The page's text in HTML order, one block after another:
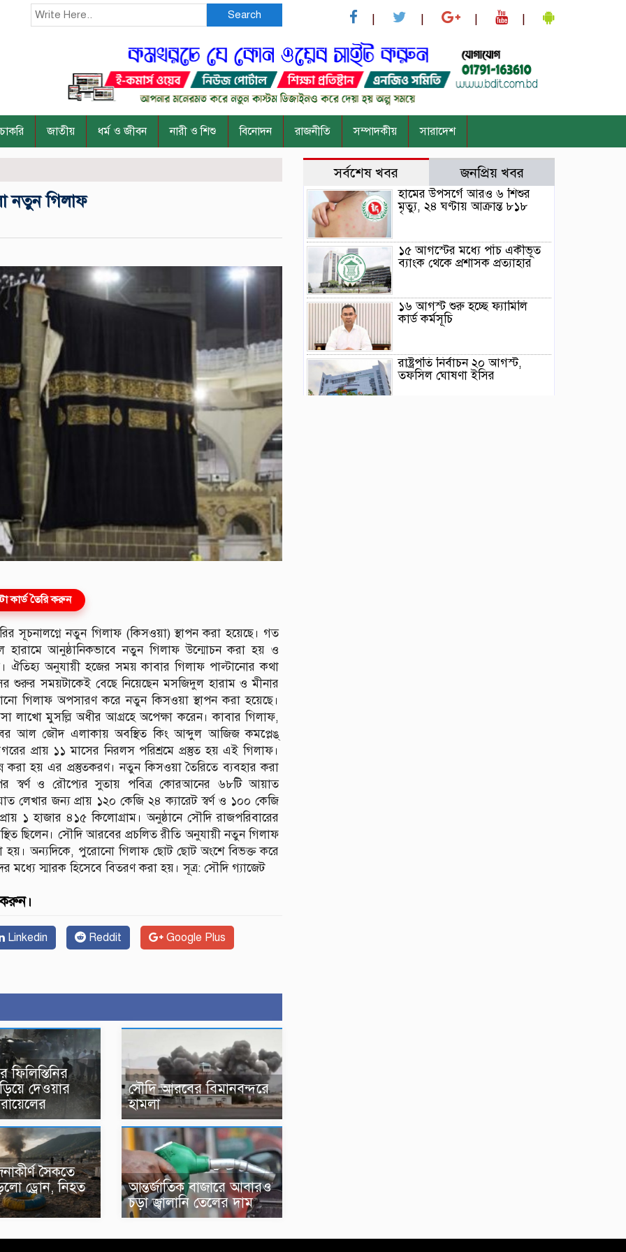
Search
চাকরি জাতীয় ধর্ম ও জীবন নারী ও শিশু বিনোদন রাজনীতি সম্পাদকীয় সারাদেশ
নতুন গিলাফ
কার্ড তৈরি করুন
সূচনালগ্নে নতুন গিলাফ (কিসওয়া) স্থাপন করা হয়েছে। গত
আনুষ্ঠানিকভাবে নতুন গিলাফ উন্মোচন করা হয় ও
ঐতিহ্য অনুযায়ী হজের সময় কাবার গিলাফ পাল্টানোর কথা
সময়টাকেই বেছে নিয়েছেন মসজিদুল হারাম ও মীনার
গিলাফ অপসারণ করে নতুন কিসওয়া স্থাপন করা হয়েছে।
লাখো মুসল্লি অধীর আগ্রহে অপেক্ষা করেন। কাবার গিলাফ,
আল জৌদ এলাকায় অবস্থিত কিং আব্দুল আজিজ কমপ্লেঙ্
প্রায় ১১ মাসের নিরলস পরিশ্রমে প্রস্তুত হয় এই গিলাফ।
করা হয় এর প্রস্তুতকরণ। নতুন কিসওয়া তৈরিতে ব্যবহার করা
স্বর্ণ ও রৌপ্যের সুতায় পবিত্র কোরআনের ৬৮টি আয়াত
লেখার জন্য প্রায় ১২০ কেজি ২৪ ক্যারেট স্বর্ণ ও ১০০ কেজি
১ হাজার ৪১৫ কিলোগ্রাম। অনুষ্ঠানে সৌদি রাজপরিবারের
ছিলেন। সৌদি আরবের প্রচলিত রীতি অনুযায়ী নতুন গিলাফ
করা হয়। অন্যদিকে, পুরোনো গিলাফ ছোট ছোট অংশে বিভক্ত করে
মধ্যে স্মারক হিসেবে বিতরণ করা হয়। সূত্র: সৌদি গ্যাজেট
Linkedin Reddit Google Plus
ফিলিস্তিনির
দেওয়ার
সৌদি আরবের বিমানবন্দরে
হামলা
সৈকতে
ড্রোন, নিহত
আন্তর্জাতিক বাজারে আবারও
চড়া জ্বালানি তেলের দাম
সর্বশেষ খবর জনপ্রিয় খবর
হামের উপসর্গে আরও ৬ শিশুর
মৃত্যু, ২৪ ঘণ্টায় আক্রান্ত ৮১৮
১৫ আগস্টের মধ্যে পাঁচ একীভূত
ব্যাংক থেকে প্রশাসক প্রত্যাহার
১৬ আগস্ট শুরু হচ্ছে ফ্যামিলি
কার্ড কর্মসূচি
রাষ্ট্রপতি নির্বাচন ২০ আগস্ট,
তফসিল ঘোষণা ইসির